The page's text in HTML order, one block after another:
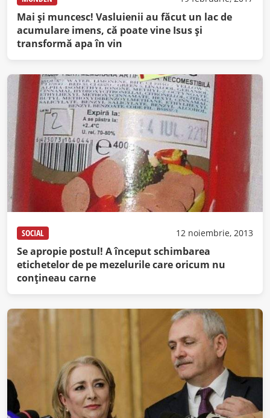
Mai şi muncesc! Vasluienii au făcut un lac de
acumulare imens, că poate vine Isus şi
transformă apa în vin
SOCIAL 12 noiembrie, 2013
Se apropie postul! A început schimbarea
etichetelor de pe mezelurile care oricum nu
conţineau carne